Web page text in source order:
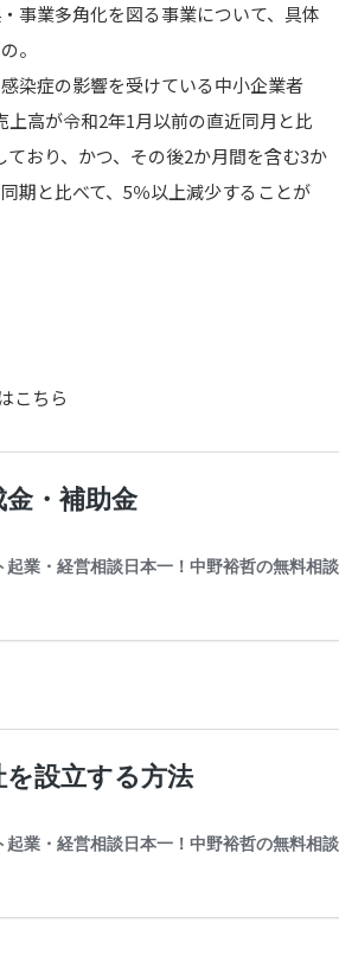
事業多角化を図る事業について、具体
。
染症の影響を受けている中小企業者
上高が令和2年1月以前の直近同月と比
ており、かつ、その後2か月間を含む3か
期と比べて、5％以上減少することが
こちら